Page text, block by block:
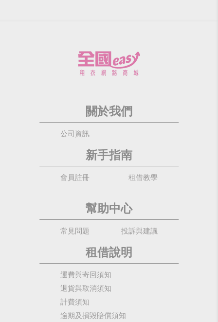
關於我們
公司資訊
新手指南
會員註冊 租借教學
幫助中心
常見問題 投訴與建議
租借說明
運費與寄回須知
退貨與取消須知
計費須知
逾期及損毀賠償須知